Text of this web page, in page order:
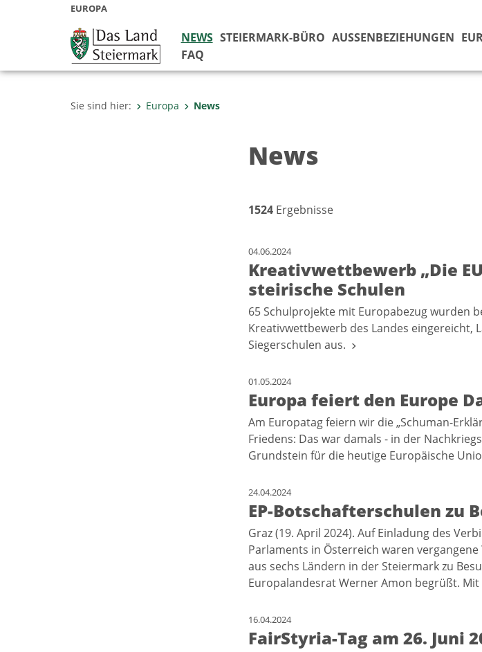
EUROPA
NEWS STEIERMARK-BÜRO AUSSENBEZIEHUNGEN
FAQ
Sie sind hier: Europa News
News
1524Ergebnisse
04.06.2024
Kreativwettbewerb „Die
steirische Schulen
65 Schulprojekte mit Europabezug wurden
Kreativwettbewerb des Landes eingereicht,
Siegerschulen aus.
01.05.2024
Europa feiert den Europe
Am Europatag feiern wir die „Schuman-
Friedens: Das war damals - in der
Grundstein für die heutige Europäische
24.04.2024
EP-Botschafterschulen zu
Graz (19. April 2024). Auf Einladung des
Parlaments in Österreich waren
aus sechs Ländern in der Steiermark zu
Europalandesrat Werner Amon begrüßt. Mit
16.04.2024
FairStyria-Tag am 26. Juni